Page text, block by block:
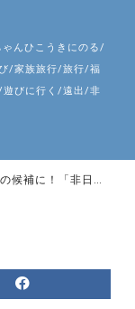
ゃんひこうきにのる/
/家族旅行/旅行/福
遊びに行く/遠出/非
もを連れて空港へ遊びに行ってみませんか！？